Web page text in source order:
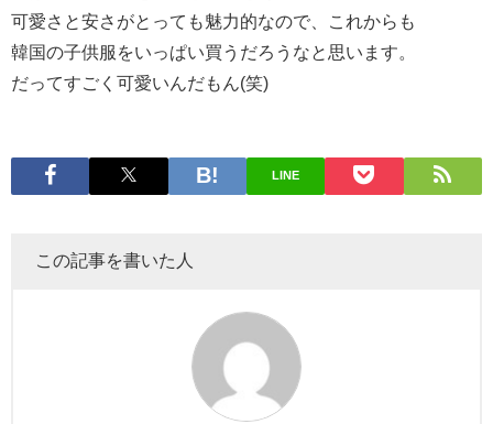
可愛さと安さがとっても魅力的なので、これからも
韓国の子供服をいっぱい買うだろうなと思います。
だってすごく可愛いんだもん(笑)
LINE
この記事を書いた人